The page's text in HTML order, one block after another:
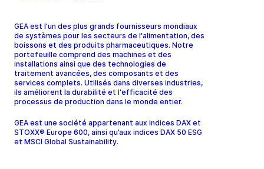
GEA est l'un des plus grands fournisseurs mondiaux
de systèmes pour les secteurs de l'alimentation, des
boissons et des produits pharmaceutiques. Notre
portefeuille comprend des machines et des
installations ainsi que des technologies de
traitement avancées, des composants et des
services complets. Utilisés dans diverses industries,
ils améliorent la durabilité et l'efficacité des
processus de production dans le monde entier.
GEA est une société appartenant aux indices DAX et
STOXX® Europe 600, ainsi qu’aux indices DAX 50 ESG
et MSCI Global Sustainability.